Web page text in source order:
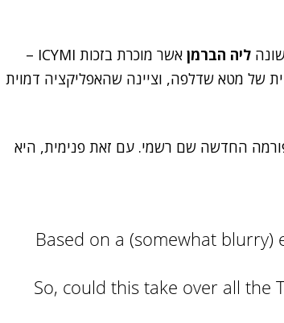
ליה הברמן
אשר מוכרת בזכות ICYMI –
של מטא שדלפה, וציינה שהאפליקציה דמוית
החדשה שם רשמי. עם זאת פנימית, היא
Based on a (somewhat blurry)
So, could this take over all the